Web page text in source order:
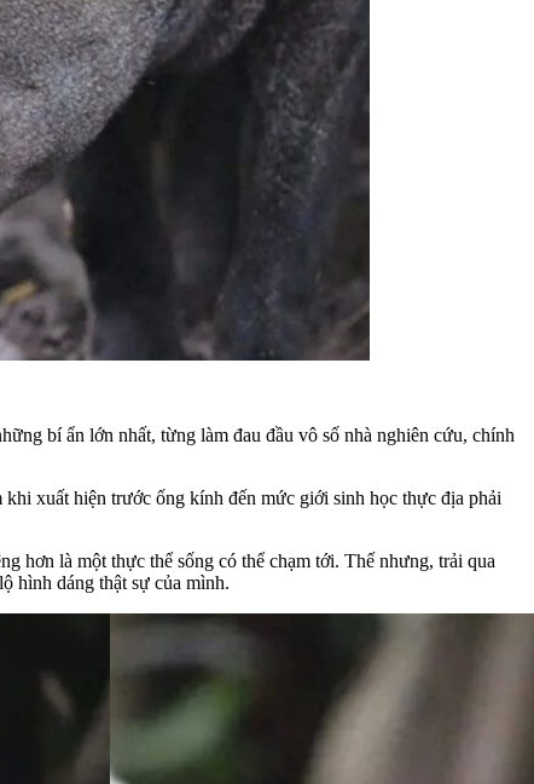
bí ẩn lớn nhất, từng làm đau đầu vô số nhà nghiên cứu, chính
xuất hiện trước ống kính đến mức giới sinh học thực địa phải
hơn là một thực thể sống có thể chạm tới. Thế nhưng, trải qua
hình dáng thật sự của mình.